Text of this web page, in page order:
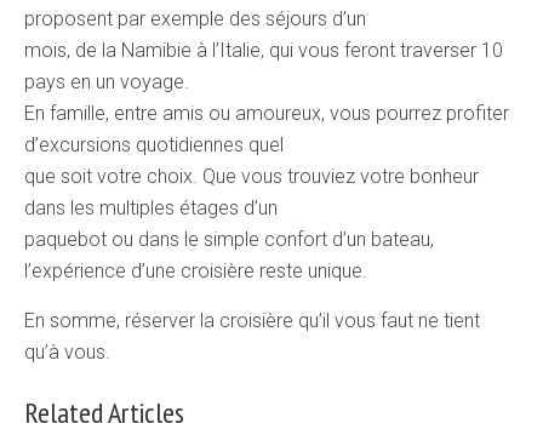
proposent par exemple des séjours d’un
mois, de la Namibie à l’Italie, qui vous feront traverser 10
pays en un voyage.
En famille, entre amis ou amoureux, vous pourrez profiter
d’excursions quotidiennes quel
que soit votre choix. Que vous trouviez votre bonheur
dans les multiples étages d’un
paquebot ou dans le simple confort d’un bateau,
l’expérience d’une croisière reste unique.
En somme, réserver la croisière qu’il vous faut ne tient
qu’à vous.
Related Articles